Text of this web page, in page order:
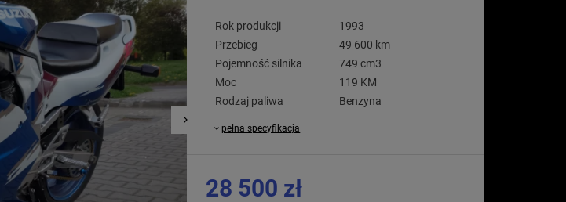
Rok produkcji
1993
Przebieg
49 600 km
Pojemność silnika
749 cm3
Moc
119 KM
Rodzaj paliwa
Benzyna
pełna specyfikacja
28 500 zł